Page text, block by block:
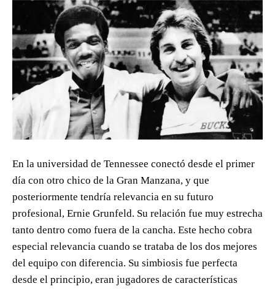
En la universidad de Tennessee conectó desde el primer
día con otro chico de la Gran Manzana, y que
posteriormente tendría relevancia en su futuro
profesional, Ernie Grunfeld. Su relación fue muy estrecha
tanto dentro como fuera de la cancha. Este hecho cobra
especial relevancia cuando se trataba de los dos mejores
del equipo con diferencia. Su simbiosis fue perfecta
desde el principio, eran jugadores de características